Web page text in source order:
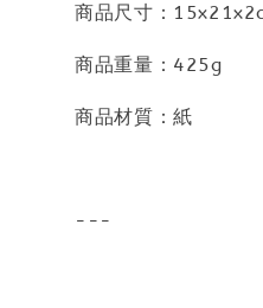
商品尺寸：
商品重量：425g
商品材質：紙
---